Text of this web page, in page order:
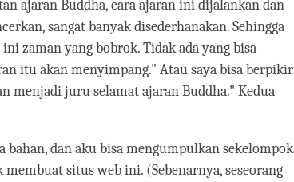
ajaran Buddha, cara ajaran ini dijalankan dan
sangat banyak disederhanakan. Sehingga
zaman yang bobrok. Tidak ada yang bisa
itu akan menyimpang." Atau saya bisa berpikir
menjadi juru selamat ajaran Buddha." Kedua
dan aku bisa mengumpulkan sekelompok
situs web ini. (Sebenarnya, seseorang